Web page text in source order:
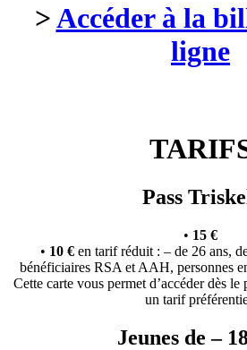
>Accéder à la
ligne
Pass
• 15 €
• 10 € en tarif réduit : – de 26 ans,
bénéficiaires RSA et AAH, personnes
Cette carte vous permet d’accéder dès
un tarif
Jeunes de –